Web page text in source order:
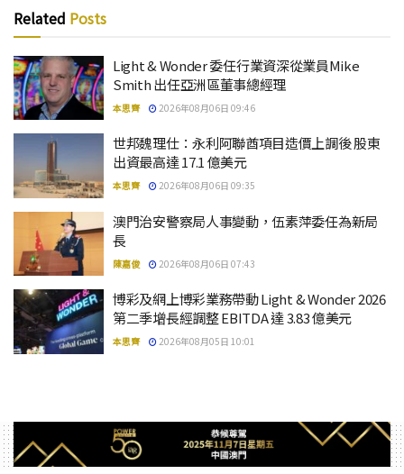
Related Posts
Light & Wonder 委任行業資深從業員Mike
Smith 出任亞洲區董事總經理
本思齊 2026年08月06日 09:46
世邦魏理仕：永利阿聯酋項目造價上調後 股東
出資最高達 17.1 億美元
本思齊 2026年08月06日 09:35
澳門治安警察局人事變動，伍素萍委任為新局
長
陳嘉俊 2026年08月06日 07:43
博彩及網上博彩業務帶動 Light & Wonder 2026
第二季增長經調整 EBITDA 達 3.83 億美元
本思齊 2026年08月05日 10:01